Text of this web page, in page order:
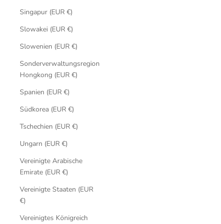
Singapur (EUR €)
Slowakei (EUR €)
Slowenien (EUR €)
Sonderverwaltungsregion
Hongkong (EUR €)
Spanien (EUR €)
Südkorea (EUR €)
Tschechien (EUR €)
Ungarn (EUR €)
Vereinigte Arabische
Emirate (EUR €)
Vereinigte Staaten (EUR
€)
Vereinigtes Königreich